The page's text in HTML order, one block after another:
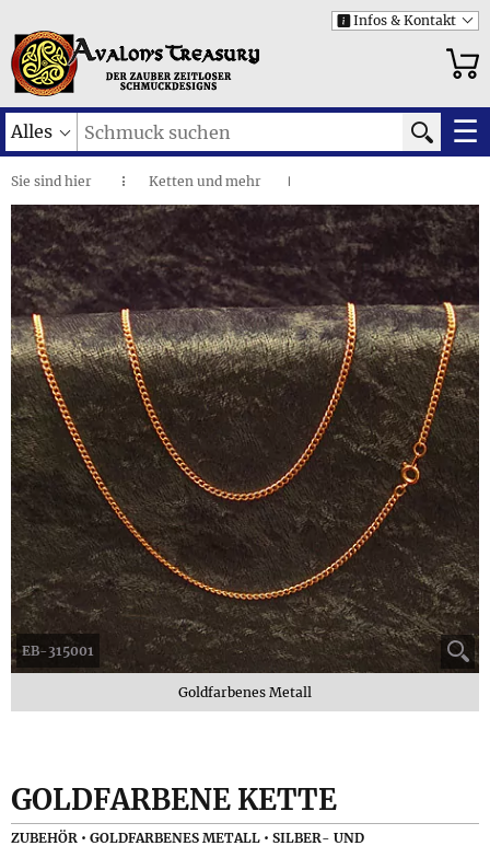
i Infos & Kontakt
Alles ☰
Sie sind hier ◌ Ketten und mehr I
Silber- und Metallketten
Goldfarbene Kette • Zubehör I
EB-315001
Goldfarbenes Metall
GOLDFARBENE KETTE
ZUBEHÖR • GOLDFARBENES METALL • SILBER- UND